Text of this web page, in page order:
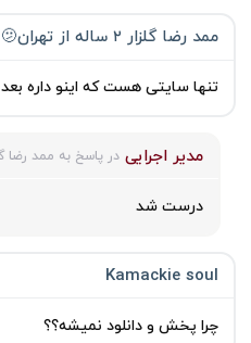
ممد رضا گلزار ۲ ساله از تهران🫤
تنها سایتی هست که اینو داره
مدیر اجرایی در پاسخ به ممد رضا گلزار ۲ ساله از
درست شد
Kamackie soul
چرا پخش و دانلود نمیشه؟؟